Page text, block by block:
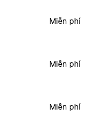
Miễn phí
Miễn phí
Miễn phí